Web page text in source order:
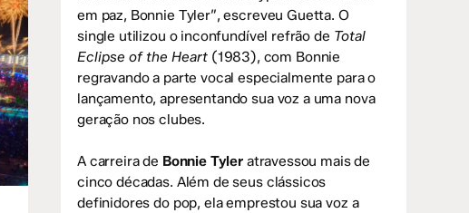
em paz, Bonnie Tyler”, escreveu Guetta. O
single utilizou o inconfundível refrão de Total
Eclipse of the Heart (1983), com Bonnie
regravando a parte vocal especialmente para o
lançamento, apresentando sua voz a uma nova
geração nos clubes.
A carreira de Bonnie Tyler atravessou mais de
cinco décadas. Além de seus clássicos
definidores do pop, ela emprestou sua voz a